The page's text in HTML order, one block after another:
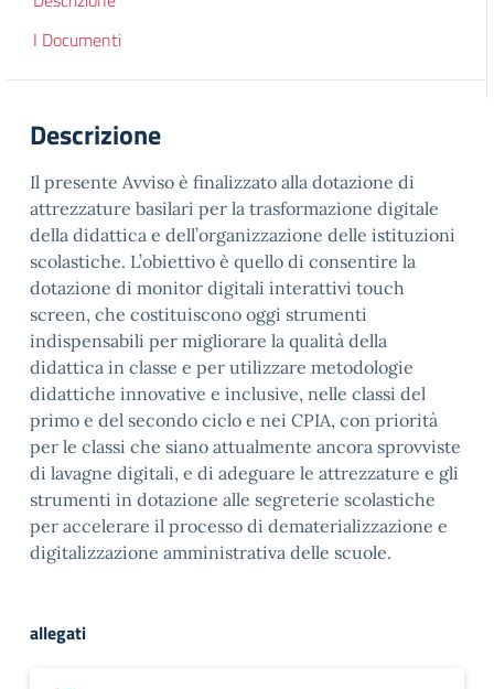
I Documenti
Descrizione
Il presente Avviso è finalizzato alla dotazione di
attrezzature basilari per la trasformazione digitale
della didattica e dell’organizzazione delle istituzioni
scolastiche. L’obiettivo è quello di consentire la
dotazione di monitor digitali interattivi touch
screen, che costituiscono oggi strumenti
indispensabili per migliorare la qualità della
didattica in classe e per utilizzare metodologie
didattiche innovative e inclusive, nelle classi del
primo e del secondo ciclo e nei CPIA, con priorità
per le classi che siano attualmente ancora sprovviste
di lavagne digitali, e di adeguare le attrezzature e gli
strumenti in dotazione alle segreterie scolastiche
per accelerare il processo di dematerializzazione e
digitalizzazione amministrativa delle scuole.
allegati